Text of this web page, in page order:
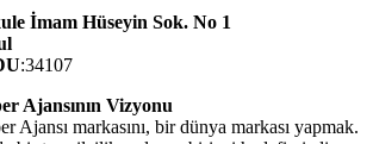
İmam Hüseyin Sok. No 1
:34107
Ajansının Vizyonu
Ajansı markasını, bir dünya markası yapmak.